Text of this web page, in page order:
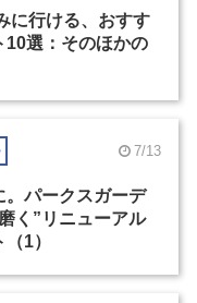
に行ける、おすす
10選：そのほかの
7/13
。パークスガーデ
く”リニューアル
1）